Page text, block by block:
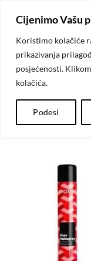
Cijenimo Vašu
Koristimo kolačiće
prikazivanja
posjećenosti.
kolačića.
Podesi
content
POČETNA